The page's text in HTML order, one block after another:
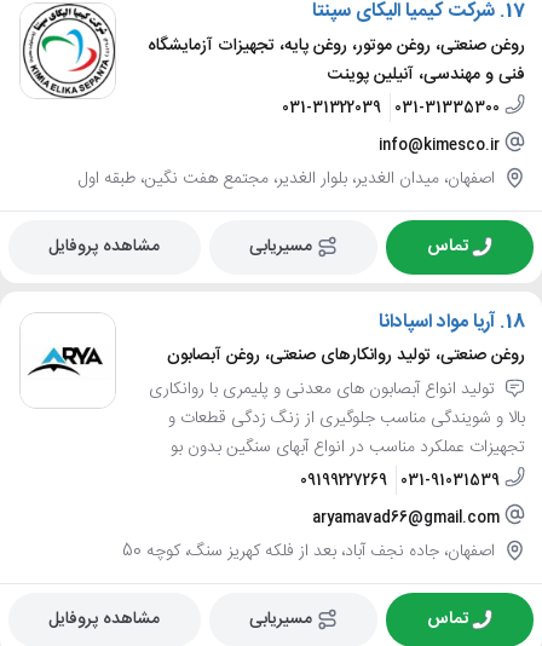
17. شرکت کیمیا الیکای سپنتا
روغن صنعتی، روغن موتور، روغن پایه، تجهیزات آزمایشگاه
فنی و مهندسی، آنیلین پوینت
031-31335300
031-31322039
info@kimesco.ir
اصفهان، میدان الغدیر، بلوار الغدیر، مجتمع هفت نگین، طبقه اول
تماس مسیریابی مشاهده پروفایل
18. آریا مواد اسپادانا
روغن صنعتی، تولید روانکارهای صنعتی، روغن آبصابون
تولید انواع آبصابون های معدنی و پلیمری با روانکاری
بالا و شویندگی مناسب جلوگیری از زنگ زدگی قطعات و
تجهیزات عملکرد مناسب در انواع آبهای سنگین بدون بو
031-91031539
09199227269
aryamavad66@gmail.com
اصفهان، جاده نجف آباد، بعد از فلکه کهریز سنگ، کوچه 50
تماس مسیریابی مشاهده پروفایل